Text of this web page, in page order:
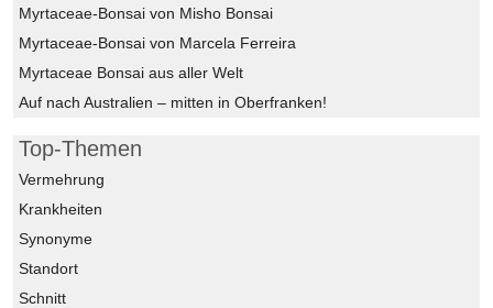
Myrtaceae-Bonsai von Misho Bonsai
Myrtaceae-Bonsai von Marcela Ferreira
Myrtaceae Bonsai aus aller Welt
Auf nach Australien – mitten in Oberfranken!
Top-Themen
Vermehrung
Krankheiten
Synonyme
Standort
Schnitt